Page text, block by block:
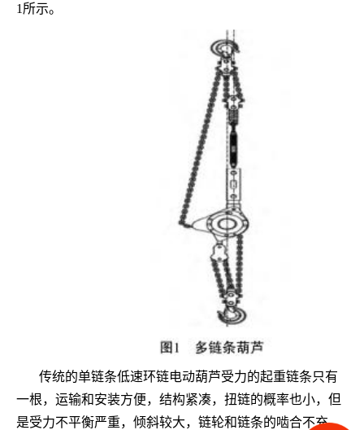
1 所示。
传统的单链条低速环链电动葫芦受力的起重链条只有
一根，运输和安装方便，结构紧凑，扭链的概率也小，但
是受力不平衡严重，倾斜较大，链轮和链条的啮合不充